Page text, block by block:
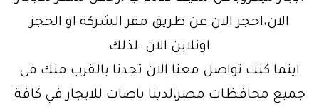
الان،احجز الان عن طريق مقر الشركة او الحجز
اونلاين الان .لذلك
اينما كنت تواصل معنا الان تجدنا بالقرب منك في
جميع محافظات مصر،لدينا باصات للايجار في كافة